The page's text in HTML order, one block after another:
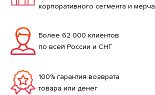
корпоративного сегмента и мерча
Более 62 000 клиентов
по всей России и СНГ
100% гарантия возврата
товара или денег